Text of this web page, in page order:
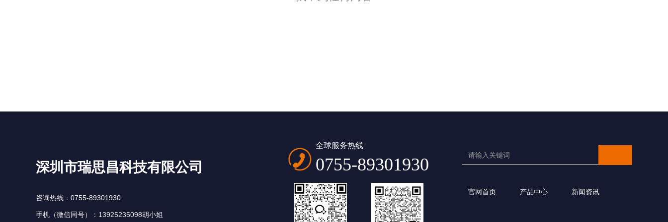
深圳市瑞思昌科技有限公司
咨询热线：0755-89301930
手机（微信同号）：13925235098胡小姐
全球服务热线
0755-89301930
官网首页 产品中心 新闻资讯